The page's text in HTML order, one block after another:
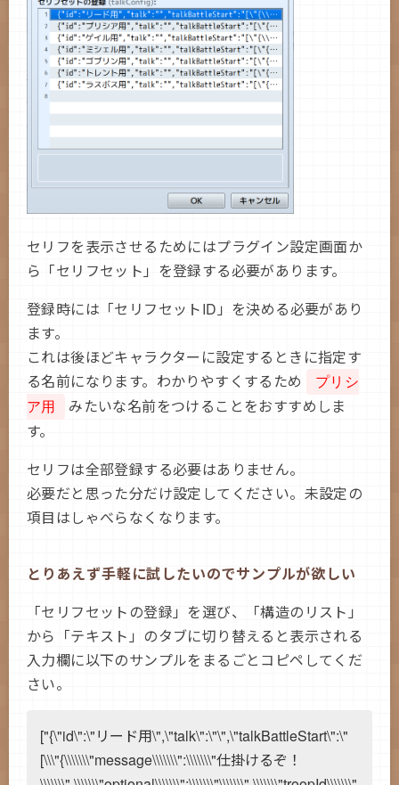
した
内容としてはv.1.1.3と同一のため、1.1.3を利用
している方は更新不要です
2021/06/22 v.1.2.0
RPGツクールMZ v.1.3のサブフォルダに対応
2021/05/10 v.1.1.3
戦闘開始時に一瞬空っぽの吹き出しウィンドウ
きないのを修正
2020/12/02 v.1.1.1
修正
2020/09/19 v.1.1.0
メモ欄で 条件 と 優先度
を設定できるよう
に
2020/09/07 v.1.0.1
セリフを表示させるためにはプラグイン設定画面か
ら「セリフセット」を登録する必要があります。
登録時には「セリフセットID」を決める必要があり
ます。
これは後ほどキャラクターに設定するときに指定す
る名前になります。わかりやすくするため
プリシ
ア用
みたいな名前をつけることをおすすめしま
す。
セリフは全部登録する必要はありません。
必要だと思った分だけ設定してください。未設定の
項目はしゃべらなくなります。
とりあえず手軽に試したいのでサンプルが欲しい
「セリフセットの登録」を選び、「構造のリスト」
から「テキスト」のタブに切り替えると表示される
入力欄に以下のサンプルをまるごとコピペしてくだ
さい。